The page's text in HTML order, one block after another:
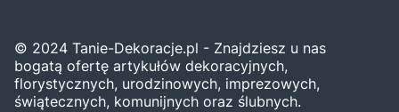
© 2024 Tanie-Dekoracje.pl - Znajdziesz u nas
bogatą ofertę artykułów dekoracyjnych,
florystycznych, urodzinowych, imprezowych,
świątecznych, komunijnych oraz ślubnych.